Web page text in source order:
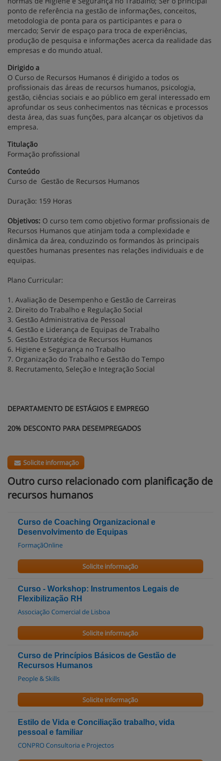
ponto de referência na gestão de informações, conceitos,
metodologia de ponta para os participantes e para o
mercado; Servir de espaço para troca de experiências,
produção de pesquisa e informações acerca da realidade das
empresas e do mundo atual.
Dirigido a
O Curso de Recursos Humanos é dirigido a todos os
profissionais das áreas de recursos humanos, psicologia,
gestão, ciências sociais e ao público em geral interessado em
aprofundar os seus conhecimentos nas técnicas e processos
desta área, das suas funções, para alcançar os objetivos da
empresa.
Titulação
Formação profissional
Conteúdo
Curso de Gestão de Recursos Humanos
Duração: 159 Horas
Objetivos: O curso tem como objetivo formar profissionais de
Recursos Humanos que atinjam toda a complexidade e
dinâmica da área, conduzindo os formandos às principais
questões humanas presentes nas relações individuais e de
equipas.
Plano Curricular:
1. Avaliação de Desempenho e Gestão de Carreiras
2. Direito do Trabalho e Regulação Social
3. Gestão Administrativa de Pessoal
4. Gestão e Liderança de Equipas de Trabalho
5. Gestão Estratégica de Recursos Humanos
6. Higiene e Segurança no Trabalho
7. Organização do Trabalho e Gestão do Tempo
8. Recrutamento, Seleção e Integração Social
DEPARTAMENTO DE ESTÁGIOS E EMPREGO
20% DESCONTO PARA DESEMPREGADOS
Solicite informação
Outro curso relacionado com planificação de
recursos humanos
Curso de Coaching Organizacional e
Desenvolvimento de Equipas
FormaçãOnline
Solicite informação
Curso - Workshop: Instrumentos Legais de
Flexibilização RH
Associação Comercial de Lisboa
Solicite informação
Curso de Princípios Básicos de Gestão de
Recursos Humanos
People & Skills
Solicite informação
Estilo de Vida e Conciliação trabalho, vida
pessoal e familiar
CONPRO Consultoria e Projectos